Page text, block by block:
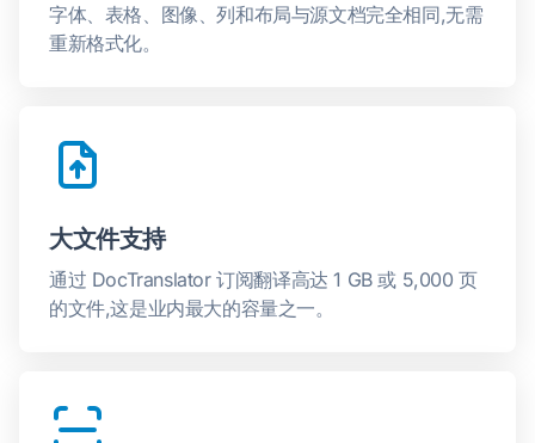
字体、表格、图像、列和布局与源文档完全相同,无需
重新格式化。
大文件支持
通过 DocTranslator 订阅翻译高达 1 GB 或 5,000 页
的文件,这是业内最大的容量之一。